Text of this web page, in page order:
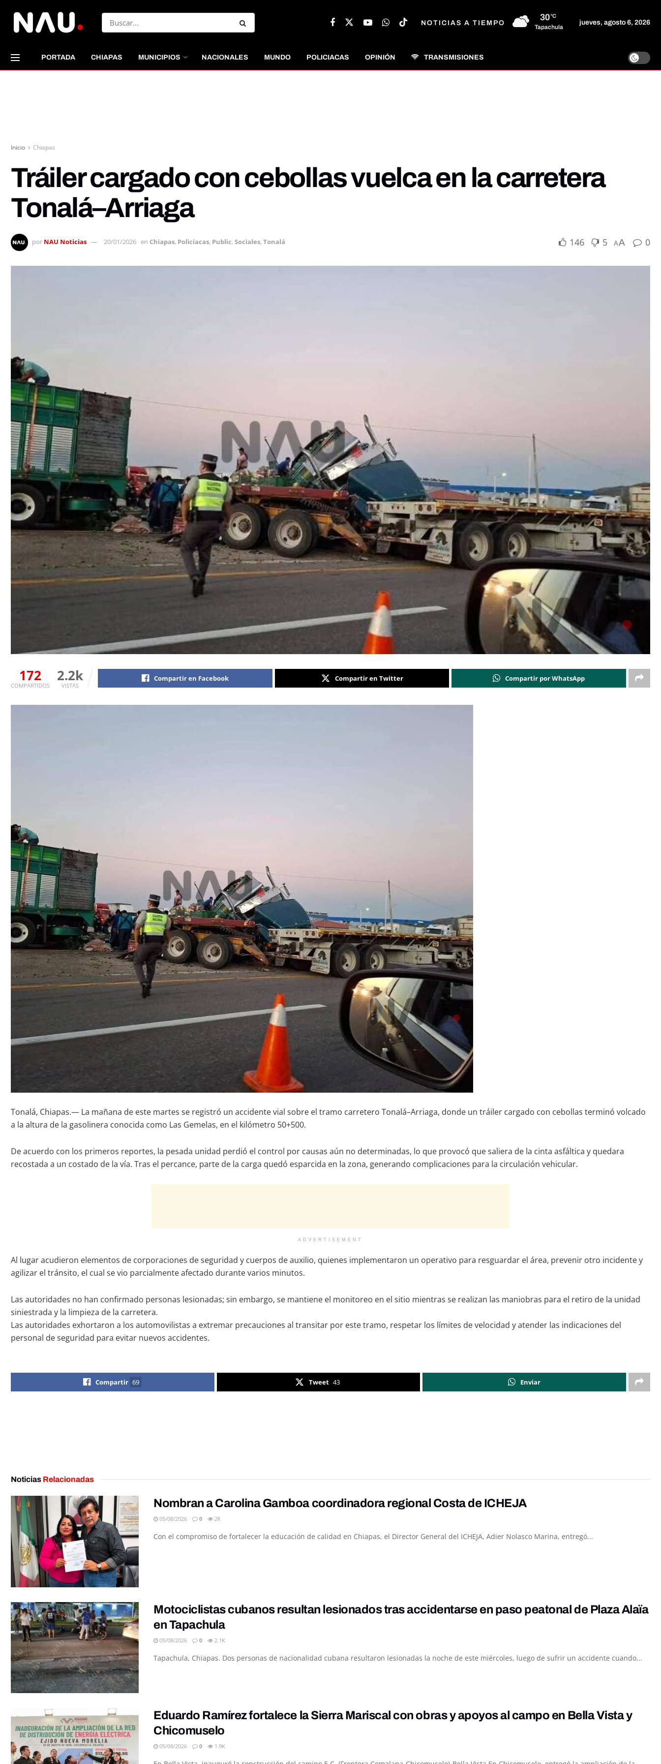
NOTICIAS A TIEMPO
30°C
Tapachula
jueves, agosto 6, 2026
PORTADA CHIAPAS MUNICIPIOS NACIONALES MUNDO POLICIACAS OPINIÓN TRANSMISIONES
Inicio Chiapas
Tráiler cargado con cebollas vuelca en la carretera
Tonalá–Arriaga
por NAU Noticias 20/01/2026 en Chiapas, Policiacas, Public,Sociales,Tonalá 146 5 AA 0
172
COMPARTIDOS
2.2k
VISTAS
Compartir en Facebook Compartir en Twitter Compartir por WhatsApp
Tonalá, Chiapas.— La mañana de este martes se registró un accidente vial sobre el tramo carretero Tonalá–Arriaga, donde un tráiler cargado con cebollas terminó volcado
a la altura de la gasolinera conocida como Las Gemelas, en el kilómetro 50+500.
De acuerdo con los primeros reportes, la pesada unidad perdió el control por causas aún no determinadas, lo que provocó que saliera de la cinta asfáltica y quedara
recostada a un costado de la vía. Tras el percance, parte de la carga quedó esparcida en la zona, generando complicaciones para la circulación vehicular.
ADVERTISEMENT
Al lugar acudieron elementos de corporaciones de seguridad y cuerpos de auxilio, quienes implementaron un operativo para resguardar el área, prevenir otro incidente y
agilizar el tránsito, el cual se vio parcialmente afectado durante varios minutos.
Las autoridades no han confirmado personas lesionadas; sin embargo, se mantiene el monitoreo en el sitio mientras se realizan las maniobras para el retiro de la unidad
siniestrada y la limpieza de la carretera.
Las autoridades exhortaron a los automovilistas a extremar precauciones al transitar por este tramo, respetar los límites de velocidad y atender las indicaciones del
personal de seguridad para evitar nuevos accidentes.
Compartir 69 Tweet 43 Enviar
Noticias Relacionadas
Nombran a Carolina Gamboa coordinadora regional Costa de ICHEJA
05/08/2026 0 2K
Con el compromiso de fortalecer la educación de calidad en Chiapas, el Director General del ICHEJA, Adier Nolasco Marina, entregó...
Motociclistas cubanos resultan lesionados tras accidentarse en paso peatonal de Plaza Alaïa
en Tapachula
05/08/2026 0 2.1K
Tapachula, Chiapas. Dos personas de nacionalidad cubana resultaron lesionadas la noche de este miércoles, luego de sufrir un accidente cuando...
Eduardo Ramírez fortalece la Sierra Mariscal con obras y apoyos al campo en Bella Vista y
Chicomuselo
05/08/2026 0 1.9K